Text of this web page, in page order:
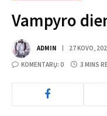
Vampyro
ADMIN 27 KOVO,
KOMENTARŲ: 0 3 MINS